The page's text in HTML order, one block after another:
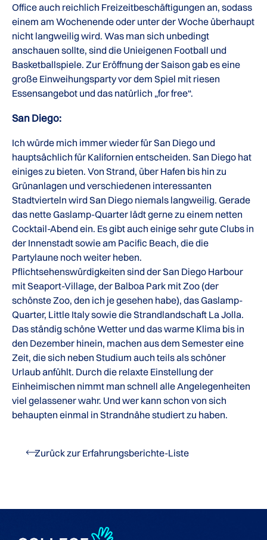
Office auch reichlich Freizeitbeschäftigungen an, sodass
einem am Wochenende oder unter der Woche überhaupt
nicht langweilig wird. Was man sich unbedingt
anschauen sollte, sind die Unieigenen Football und
Basketballspiele. Zur Eröffnung der Saison gab es eine
große Einweihungsparty vor dem Spiel mit riesen
Essensangebot und das natürlich „for free“.
San Diego:
Ich würde mich immer wieder für San Diego und
hauptsächlich für Kalifornien entscheiden. San Diego hat
einiges zu bieten. Von Strand, über Hafen bis hin zu
Grünanlagen und verschiedenen interessanten
Stadtvierteln wird San Diego niemals langweilig. Gerade
das nette Gaslamp-Quarter lädt gerne zu einem netten
Cocktail-Abend ein. Es gibt auch einige sehr gute Clubs in
der Innenstadt sowie am Pacific Beach, die die
Partylaune noch weiter heben.
Pflichtsehenswürdigkeiten sind der San Diego Harbour
mit Seaport-Village, der Balboa Park mit Zoo (der
schönste Zoo, den ich je gesehen habe), das Gaslamp-
Quarter, Little Italy sowie die Strandlandschaft La Jolla.
Das ständig schöne Wetter und das warme Klima bis in
den Dezember hinein, machen aus dem Semester eine
Zeit, die sich neben Studium auch teils als schöner
Urlaub anfühlt. Durch die relaxte Einstellung der
Einheimischen nimmt man schnell alle Angelegenheiten
viel gelassener wahr. Und wer kann schon von sich
behaupten einmal in Strandnähe studiert zu haben.
Zurück zur Erfahrungsberichte-Liste